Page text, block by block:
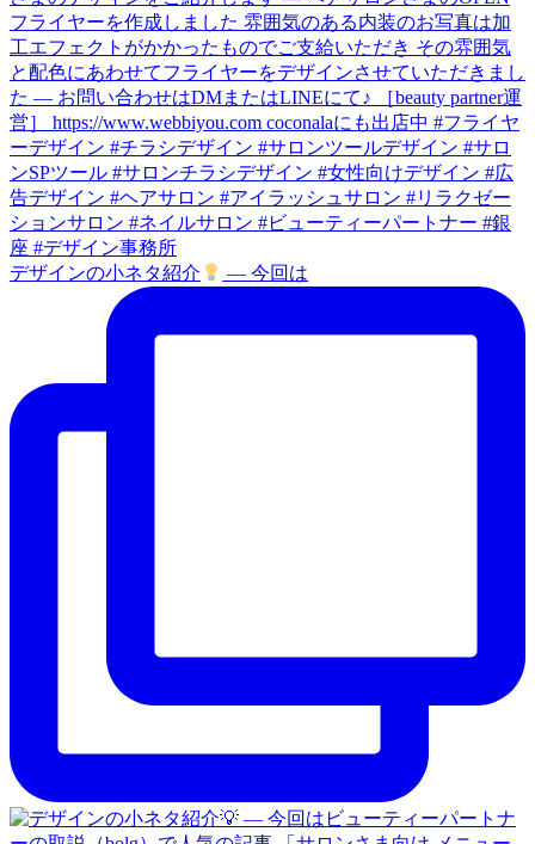
デザインの小ネタ紹介 — 今回は